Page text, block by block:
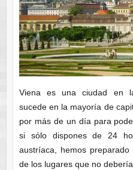
Viena es una ciudad en
sucede en la mayoría de
por más de un día para
si sólo dispones de 24
austríaca, hemos
de los lugares que no